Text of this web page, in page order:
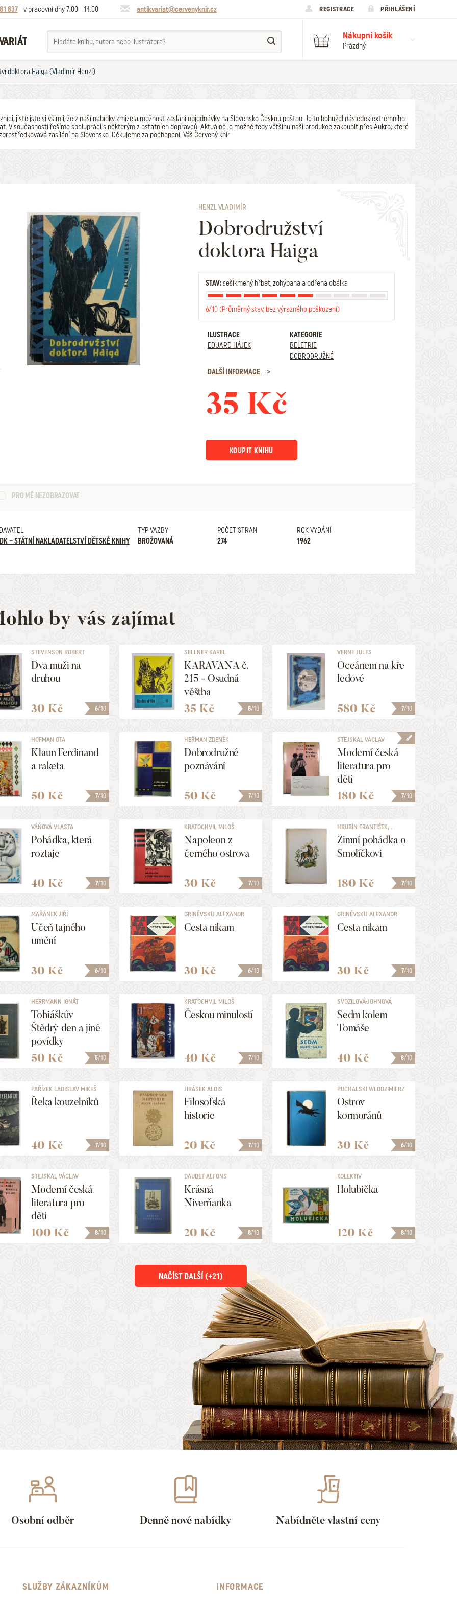
837 v pracovní dny 7:00 - 14:00 antikvariat@cervenyknir.cz REGISTRACE PŘIHLÁŠENÍ
Nákupní košík
Prázdný
doktora Haiga (Vladimír Henzl)
jistě jste si všimli, že z naší nabídky zmizela možnost zaslání objednávky na Slovensko Českou poštou. Je to bohužel následek extrémního
V současnosti řešíme spolupráci s některým z ostatních dopravců. Aktuálně je možné tedy většinu naší produkce zakoupit přes Aukro, které
zasílání na Slovensko. Děkujeme za pochopení. Váš Červený knír
HENZL VLADIMÍR
Dobrodružství
doktora Haiga
STAV:sešikmený hřbet, zohýbaná a odřená obálka
6/10 (Průměrný stav, bez výrazného poškození)
ILUSTRACE
EDUARD HÁJEK
KATEGORIE
BELETRIE
DOBRODRUŽNÉ
DALŠÍ INFORMACE
35 Kč
KOUPIT KNIHU
PRO MĚ NEZOBRAZOVAT
– STÁTNÍ NAKLADATELSTVÍ DĚTSKÉ KNIHY
TYP VAZBY
BROŽOVANÁ
POČET STRAN
274
ROK VYDÁNÍ
1962
by vás zajímat
6/10
STEVENSON ROBERT
LOUIS, ...
Dva muži na
druhou
30 Kč 8/10
SELLNER KAREL
KARAVANA č.
215 - Osudná
věštba
35 Kč 7/10
VERNE JULES
Oceánem na kře
ledové
580 Kč
7/10
HOFMAN OTA
Klaun Ferdinand
a raketa
50 Kč 7/10
HEŘMAN ZDENĚK
Dobrodružné
poznávání
50 Kč 7/10
STEJSKAL VÁCLAV
Moderní česká
literatura pro
děti
180 Kč
7/10
VÁŇOVÁ VLASTA
Pohádka, která
roztaje
40 Kč 7/10
KRATOCHVIL MILOŠ
VÁCLAV
Napoleon z
černého ostrova
30 Kč 7/10
HRUBÍN FRANTIŠEK, ...
Zimní pohádka o
Smolíčkovi
180 Kč
6/10
MAŘÁNEK JIŘÍ
Učeň tajného
umění
30 Kč 6/10
GRINĚVSKIJ ALEXANDR
STĚPANOVIČ
Cesta nikam
30 Kč 7/10
GRINĚVSKIJ ALEXANDR
STĚPANOVIČ
Cesta nikam
30 Kč
5/10
HERRMANN IGNÁT
Tobiáškův
Štědrý den a jiné
povídky
50 Kč 7/10
KRATOCHVIL MILOŠ
VÁCLAV
Českou minulostí
40 Kč 8/10
SVOZILOVÁ-JOHNOVÁ
HERMA
Sedm kolem
Tomáše
40 Kč
7/10
PAŘÍZEK LADISLAV MIKEŠ
Řeka kouzelníků
40 Kč 7/10
JIRÁSEK ALOIS
Filosofská
historie
20 Kč 6/10
PUCHALSKI WLODZIMIERZ
Ostrov
kormoránů
30 Kč
8/10
STEJSKAL VÁCLAV
Moderní česká
literatura pro
děti
100 Kč 8/10
DAUDET ALFONS
Krásná
Niverňanka
20 Kč 8/10
KOLEKTIV
Holubička
120 Kč
NAČÍST DALŠÍ (+21)
Osobní odběr Denně nové nabídky Nabídněte vlastní ceny
SLUŽBY ZÁKAZNÍKŮM INFORMACE